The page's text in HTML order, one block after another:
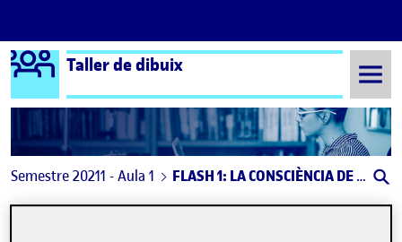
Saltar al contingut
Logo Ágora
Taller de dibuix
Semestre 20211 - Aula 1 FLASH 1: LA CONSCIÈNCIA DE MIRAR-NOS